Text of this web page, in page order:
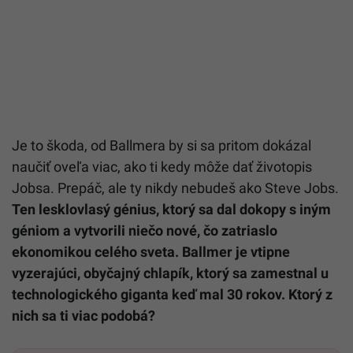
Je to škoda, od Ballmera by si sa pritom dokázal
naučiť oveľa viac, ako ti kedy môže dať životopis
Jobsa. Prepáč, ale ty nikdy nebudeš ako Steve Jobs.
Ten lesklovlasý génius, ktorý sa dal dokopy s iným
géniom a vytvorili niečo nové, čo zatriaslo
ekonomikou celého sveta. Ballmer je vtipne
vyzerajúci, obyčajný chlapík, ktorý sa zamestnal u
technologického giganta keď mal 30 rokov. Ktorý z
nich sa ti viac podobá?